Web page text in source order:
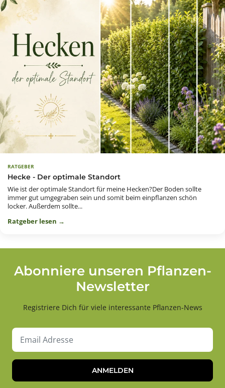
RATGEBER
Hecke - Der optimale Standort
Wie ist der optimale Standort für meine Hecken?Der Boden sollte
immer gut umgegraben sein und somit beim einpflanzen schön
locker. Außerdem sollte...
Ratgeber lesen →
Abonniere unseren Pflanzen-
Newsletter
Registriere Dich für viele interessante Pflanzen-News
ANMELDEN